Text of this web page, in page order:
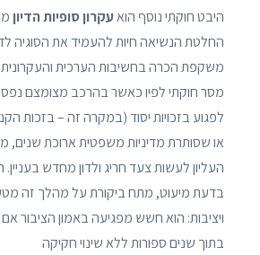
היבט חוקתי נוסף הואעקרון סופיות הדיון
החלטת הנשיאה חיות להעמיד את הסוגיה
משקפת הכרה בחשיבות הערכית
מסר חוקתי לפיו כאשר בהרכב מצומצם
לפגוע בזכויות יסוד (במקרה זה – בזכות
או שסותרת מדיניות משפטית ארוכת שנים,
העליון לעשות צעד חריג ולדון מחדש
בדעת מיעוט, מתח ביקורת על מהלך זה
ויציבות: הוא חשש מפגיעה באמון הציבור
בתוך שנים ספורות ללא שינוי חקיקה